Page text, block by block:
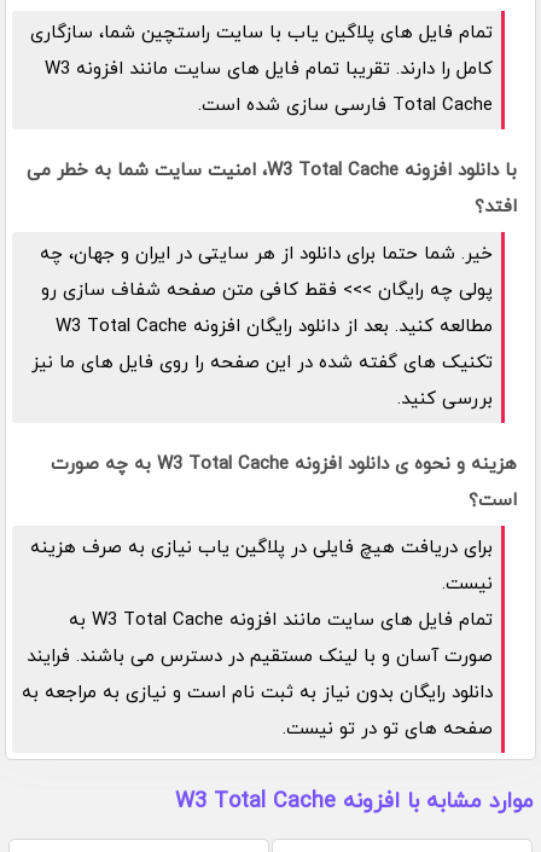
تمام فایل های پلاگین یاب با سایت راستچین شما، سازگاری
کامل را دارند. تقریبا تمام فایل های سایت مانند افزونه W3
Total Cache فارسی سازی شده است.
با دانلود افزونه W3 Total Cache، امنیت سایت شما به خطر می
افتد؟
خیر. شما حتما برای دانلود از هر سایتی در ایران و جهان، چه
پولی چه رایگان >>> فقط کافی متن صفحه شفاف سازی رو
مطالعه کنید. بعد از دانلود رایگان افزونه W3 Total Cache
تکنیک های گفته شده در این صفحه را روی فایل های ما نیز
بررسی کنید.
هزینه و نحوه ی دانلود افزونه W3 Total Cache به چه صورت
است؟
برای دریافت هیچ فایلی در پلاگین یاب نیازی به صرف هزینه
نیست.
تمام فایل های سایت مانند افزونه W3 Total Cache به
صورت آسان و با لینک مستقیم در دسترس می باشند. فرایند
دانلود رایگان بدون نیاز به ثبت نام است و نیازی به مراجعه به
صفحه های تو در تو نیست.
موارد مشابه با افزونه W3 Total Cache